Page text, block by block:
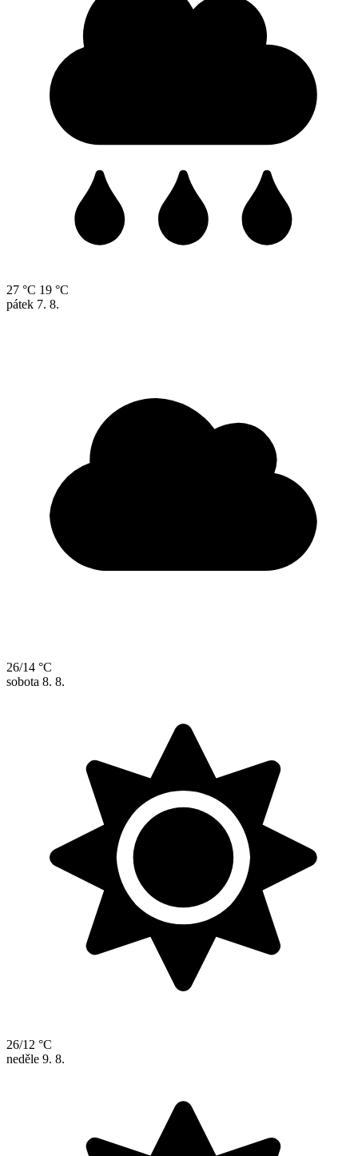
27 °C 19 °C
pátek 7. 8.
26/14 °C
sobota 8. 8.
26/12 °C
neděle 9. 8.